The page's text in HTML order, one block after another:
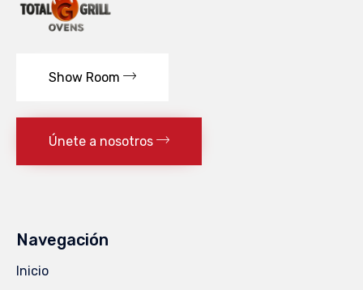
Show Room
Únete a nosotros
Navegación
Inicio